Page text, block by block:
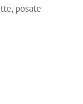
posate